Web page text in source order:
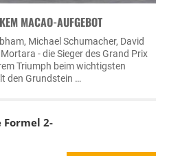
MACAO-AUFGEBOT
Michael Schumacher, David
- die Sieger des Grand Prix
Triumph beim wichtigsten
den Grundstein …
Formel 2-